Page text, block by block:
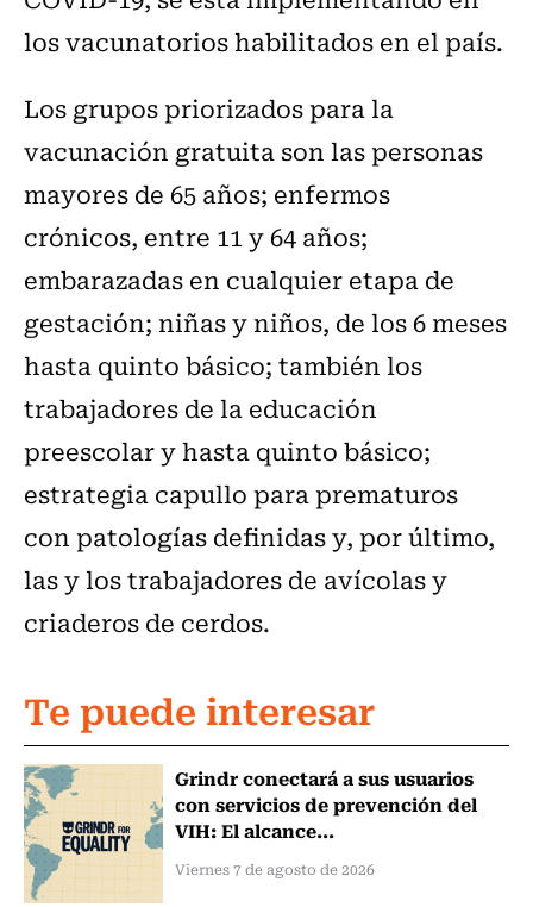
los vacunatorios habilitados en el país.
Los grupos priorizados para la
vacunación gratuita son las personas
mayores de 65 años; enfermos
crónicos, entre 11 y 64 años;
embarazadas en cualquier etapa de
gestación; niñas y niños, de los 6 meses
hasta quinto básico; también los
trabajadores de la educación
preescolar y hasta quinto básico;
estrategia capullo para prematuros
con patologías definidas y, por último,
las y los trabajadores de avícolas y
criaderos de cerdos.
Te puede interesar
Grindr conectará a sus usuarios
con servicios de prevención del
VIH: El alcance...
Viernes 7 de agosto de 2026